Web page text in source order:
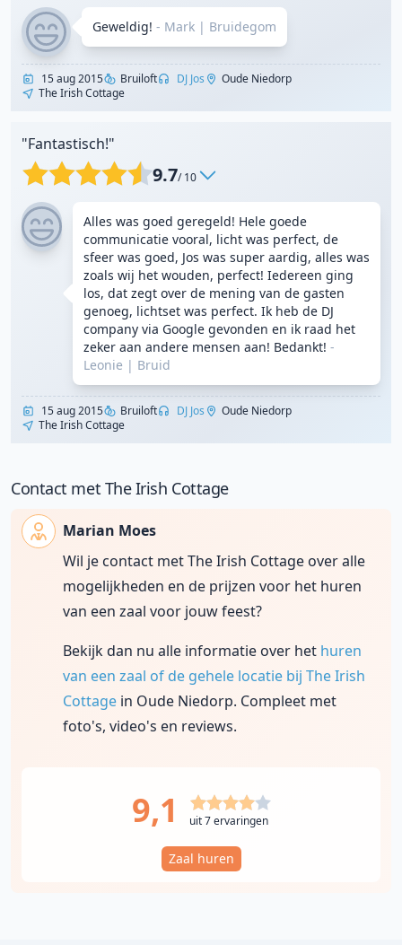
Geweldig! - Mark | Bruidegom
15 aug 2015 Bruiloft DJ Jos
Oude Niedorp
The Irish Cottage
"Fantastisch!"
9.7/ 10
Alles was goed geregeld! Hele goede
communicatie vooral, licht was perfect, de
sfeer was goed, Jos was super aardig, alles was
zoals wij het wouden, perfect! Iedereen ging
los, dat zegt over de mening van de gasten
genoeg, lichtset was perfect. Ik heb de DJ
company via Google gevonden en ik raad het
zeker aan andere mensen aan! Bedankt! -
Leonie | Bruid
15 aug 2015 Bruiloft DJ Jos
Oude Niedorp
The Irish Cottage
Contact met The Irish Cottage
Marian Moes
Wil je contact met The Irish Cottage over alle
mogelijkheden en de prijzen voor het huren
van een zaal voor jouw feest?
Bekijk dan nu alle informatie over het huren
van een zaal of de gehele locatie bij The Irish
Cottage in Oude Niedorp. Compleet met
foto's, video's en reviews.
9,1 uit 7 ervaringen
Zaal huren